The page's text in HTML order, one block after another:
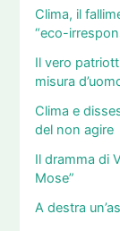
Clima, il
“eco-
Il vero
misura
Clima e
del non agire
Il dramma di
Mose”
A destra